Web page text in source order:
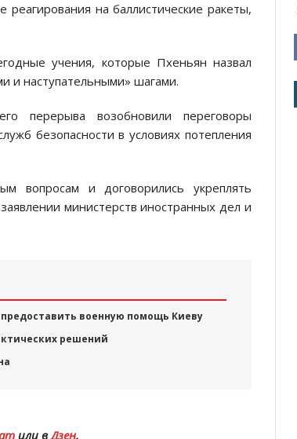
на баллистические ракеты,
учения, которые Пхеньян назвал
и наступательными» шагами.
перерыва возобновили переговоры
безопасности в условиях потепления
вопросам и договорились укреплять
министерств иностранных дел и
военную помощь Киеву
решений
или вДзен.